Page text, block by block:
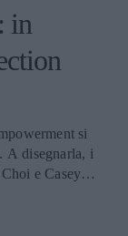
in
si
A disegnarla, i
e Casey